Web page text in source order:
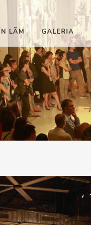
LÃM GALERIA